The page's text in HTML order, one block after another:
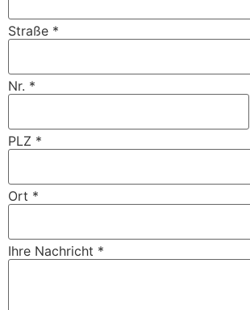
Straße *
Nr. *
PLZ *
Ort *
Ihre Nachricht *